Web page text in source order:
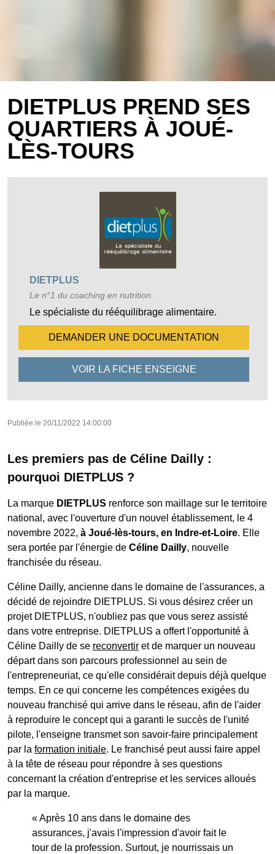
DIETPLUS PREND SES
QUARTIERS À JOUÉ-
LÈS-TOURS
DIETPLUS
Le n°1 du coaching en nutrition.
Le spécialiste du rééquilibrage alimentaire.
DEMANDER UNE DOCUMENTATION
VOIR LA FICHE ENSEIGNE
Publiée le 20/11/2022 14:00:00
Les premiers pas de Céline Dailly :
pourquoi DIETPLUS ?
La marque DIETPLUS renforce son maillage sur le territoire
national, avec l'ouverture d'un nouvel établissement, le 4
novembre 2022, à Joué-lès-tours, en Indre-et-Loire. Elle
sera portée par l'énergie de Céline Dailly, nouvelle
franchisée du réseau.
Céline Dailly, ancienne dans le domaine de l'assurances, a
décidé de rejoindre DIETPLUS. Si vous désirez créer un
projet DIETPLUS, n'oubliez pas que vous serez assisté
dans votre entreprise. DIETPLUS a offert l'opportunité à
Céline Dailly de se reconvertir et de marquer un nouveau
départ dans son parcours professionnel au sein de
l'entrepreneuriat, ce qu'elle considérait depuis déjà quelque
temps. En ce qui concerne les compétences exigées du
nouveau franchisé qui arrive dans le réseau, afin de l'aider
à reproduire le concept qui a garanti le succès de l'unité
pilote, l'enseigne transmet son savoir-faire principalement
par la formation initiale. Le franchisé peut aussi faire appel
à la tête de réseau pour répondre à ses questions
concernant la création d'entreprise et les services alloués
par la marque.
« Après 10 ans dans le domaine des
assurances, j'avais l'impression d'avoir fait le
tour de la profession. Surtout, je nourrissais un